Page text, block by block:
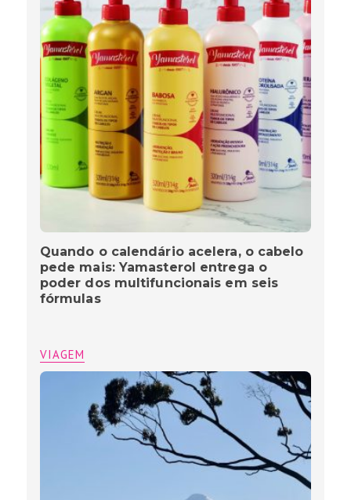
Quando o calendário acelera, o cabelo
pede mais: Yamasterol entrega o
poder dos multifuncionais em seis
fórmulas
VIAGEM